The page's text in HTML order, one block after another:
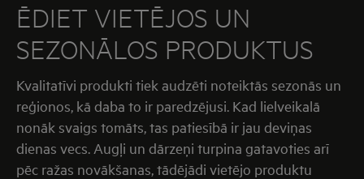
ĒDIET VIETĒJOS UN
SEZONĀLOS PRODUKTUS
Kvalitatīvi produkti tiek audzēti noteiktās sezonās un
reģionos, kā daba to ir paredzējusi. Kad lielveikalā
nonāk svaigs tomāts, tas patiesībā ir jau deviņas
dienas vecs. Augļi un dārzeņi turpina gatavoties arī
pēc ražas novākšanas, tādējādi vietējo produktu